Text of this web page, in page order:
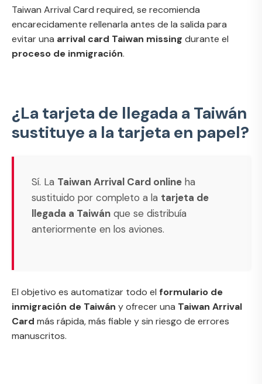
Taiwan Arrival Card required, se recomienda
encarecidamente rellenarla antes de la salida para
evitar una arrival card Taiwan missing durante el
proceso de inmigración.
¿La tarjeta de llegada a Taiwán
sustituye a la tarjeta en papel?
Sí. La Taiwan Arrival Card online ha
sustituido por completo a la tarjeta de
llegada a Taiwán que se distribuía
anteriormente en los aviones.
El objetivo es automatizar todo el formulario de
inmigración de Taiwán y ofrecer una Taiwan Arrival
Card más rápida, más fiable y sin riesgo de errores
manuscritos.